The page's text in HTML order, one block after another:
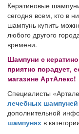
Кератиновые
сегодня всем, кто в
шампунь купить
любого другого
времени.
Шампуни с
приятно порадует,
магазине АртАлекс!
Специалисты
лечебных шампуней
дополнительной
шампунях в